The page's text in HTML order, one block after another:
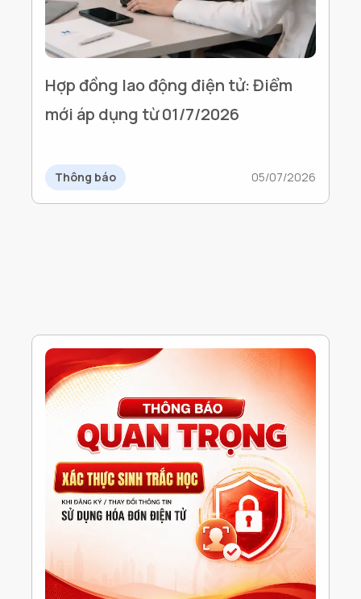
Hợp đồng lao động điện tử: Điểm
mới áp dụng từ 01/7/2026
Thông báo 05/07/2026